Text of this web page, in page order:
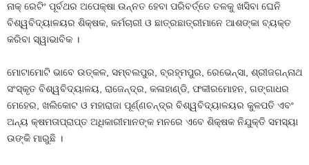
ନାକ୍‍ ରେଟିଂ ପୂର୍ବଥର ଅପେକ୍ଷା ଉନ୍ନତ ହେବା ପରିବର୍ତ୍ତେ ତଳକୁ ଖସିବା ଘେନି
ବିଶ୍ୱବିଦ୍ୟାଳୟର ଶିକ୍ଷକ, କର୍ମଚାରୀ ଓ ଛାତ୍ରଛାତ୍ରୀମାନେ ଆଶଙ୍କା ବ୍ୟକ୍ତ
କରିବା ସ୍ୱାଭାବିକ ।
ମୋଟାମୋଟି ଭାବେ ଉତ୍କଳ, ସମ୍ବଲପୁର, ବ୍ରହ୍ମପୁର, ରେଭେନ୍ସା, ଶ୍ରୀଜଗନ୍ନାଥ
ସଂସ୍କୃତ ବିଶ୍ୱବିଦ୍ୟାଳୟ, ରାଜେନ୍ଦ୍ର, କଳାହାଣ୍ଡି, ଫକୀରମୋହନ, ଗଙ୍ଗାଧର
ମେହେର, ଖଲିକୋଟ ଓ ମହାରାଜା ପୂର୍ଣ୍ଣଚନ୍ଦ୍ର ବିଶ୍ୱବିଦ୍ୟାଳୟର କୁଳପତି ଏବଂ
ଅନ୍ୟ କ୍ଷମତାପ୍ରାପ୍ତ ଅଧିକାରୀମାନଙ୍କ ମନରେ ଏବେ ଶିକ୍ଷକ ନିଯୁକ୍ତି ସମସ୍ୟା
ଉଙ୍କି ମାରୁଛି ।